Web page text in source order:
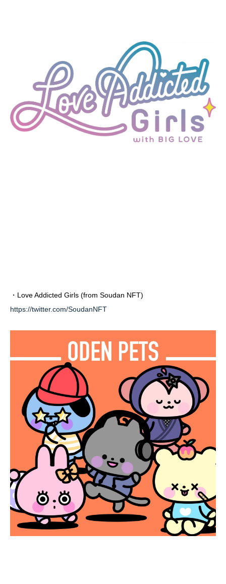
・Love Addicted Girls (from Soudan NFT)
https://twitter.com/SoudanNFT